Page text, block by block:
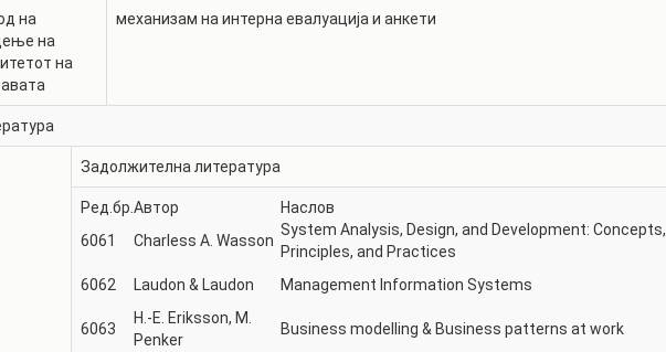
на
на
на
механизам на интерна евалуација и анкети
Задолжителна литература
Ред.бр. Автор Наслов
6061
Charless A. Wasson
System Analysis, Design, and Development: Concepts,
Principles, and Practices
6062 Laudon & Laudon Management Information Systems
6063
H.-E. Eriksson, M.
Penker
Business modelling & Business patterns at work